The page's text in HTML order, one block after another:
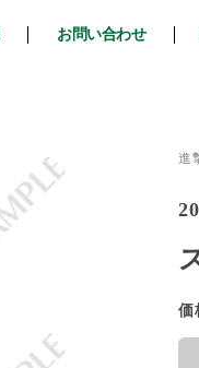
お問い合わせ
進
価